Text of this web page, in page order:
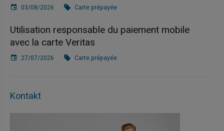
03/08/2026 Carte prépayée
Utilisation responsable du paiement mobile
avec la carte Veritas
27/07/2026 Carte prépayée
Kontakt